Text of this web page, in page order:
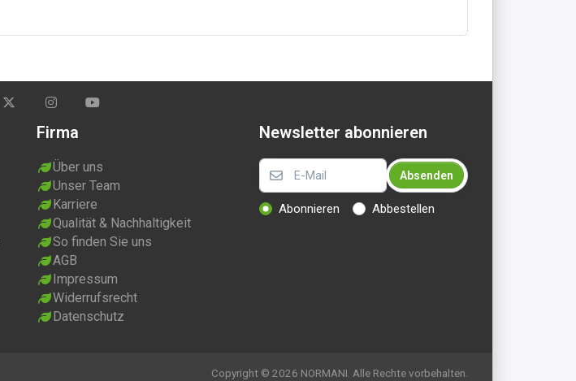
Firma
Über uns
Unser Team
Karriere
Qualität & Nachhaltigkeit
So finden Sie uns
AGB
Impressum
Widerrufsrecht
Datenschutz
Newsletter abonnieren
Absenden
Abonnieren Abbestellen
Copyright © 2026 NORMANI. Alle Rechte vorbehalten.